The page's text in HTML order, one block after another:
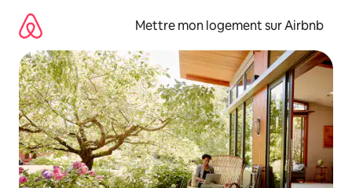
directement
contenu
Mettre mon logement sur Airbnb